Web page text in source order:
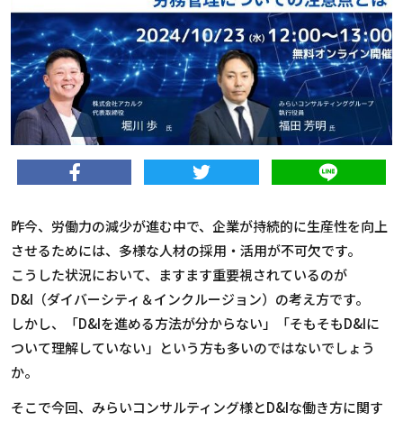
昨今、労働力の減少が進む中で、企業が持続的に生産性を向上
させるためには、多様な人材の採用・活用が不可欠です。
こうした状況において、ますます重要視されているのが
D&I（ダイバーシティ＆インクルージョン）の考え方です。
しかし、「D&Iを進める方法が分からない」「そもそもD&Iに
ついて理解していない」という方も多いのではないでしょう
か。
そこで今回、みらいコンサルティング様とD&Iな働き方に関す